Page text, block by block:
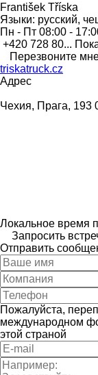
František Tříska
Языки: русский,
Пн - Пт 08:00 -
+420 728 80...
Перезвоните
triskatruck.cz
Адрес
Чехия, Прага, 193
Локальное время
Запросить
Отправить
Пожалуйста,
международном
этой страной